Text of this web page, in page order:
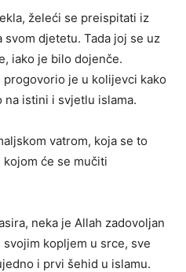
želeći se preispitati iz
djetetu. Tada joj se uz
iako je bilo dojenče.
progovorio je u kolijevci kako
na istini i svjetlu islama.
vatrom, koja se to
će se mučiti
neka je Allah zadovoljan
kopljem u srce, sve
i prvi šehid u islamu.